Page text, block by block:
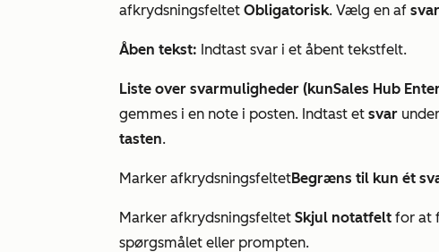
afkrydsningsfeltet Obligatorisk. Vælg en af
Åben tekst: Indtast svar i et åbent tekstfelt.
Liste over svarmuligheder (kunSales Hub
gemmes i en note i posten. Indtast et svar under
tasten.
Marker afkrydsningsfeltetBegræns til kun ét
Marker afkrydsningsfeltet Skjul notatfelt for at
spørgsmålet eller prompten.